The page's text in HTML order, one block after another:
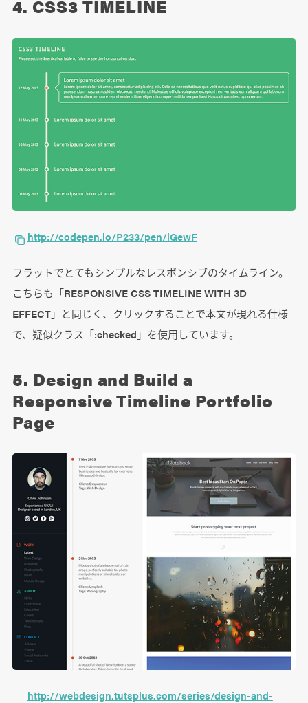
4. CSS3 TIMELINE
http://codepen.io/P233/pen/lGewF
フラットでとてもシンプルなレスポンシブのタイムライン。
こちらも「RESPONSIVE CSS TIMELINE WITH 3D
EFFECT」と同じく、クリックすることで本文が現れる仕様
で、疑似クラス「:checked」を使用しています。
5. Design and Build a
Responsive Timeline Portfolio
Page
http://webdesign.tutsplus.com/series/design-and-